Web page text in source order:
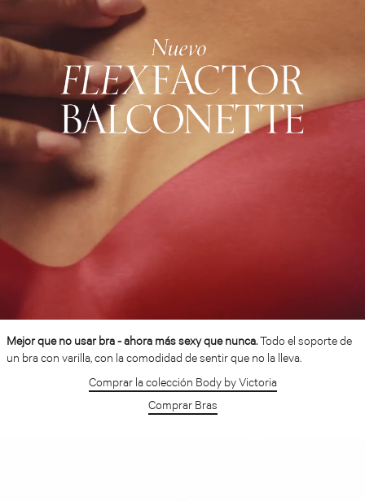
Mejor que no usar bra - ahora más sexy que nunca.Todo el soporte de
un bra con varilla, con la comodidad de sentir que no la lleva.
Comprar la colección Body by Victoria
Comprar Bras